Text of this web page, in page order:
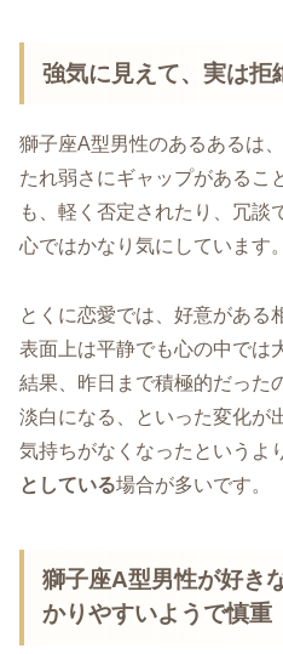
強気に見えて、実は拒
獅子座A型男性のあるあるは
たれ弱さにギャップがあるこ
も、軽く否定されたり、冗談
心ではかなり気にしています。
とくに恋愛では、好意がある
表面上は平静でも心の中では
結果、昨日まで積極的だった
淡白になる、といった変化が
気持ちがなくなったというよ
としている場合が多いです。
獅子座A型男性が好き
かりやすいようで慎重